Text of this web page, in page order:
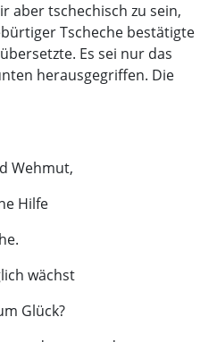
aber tschechisch zu sein,
Tscheche bestätigte
Es sei nur das
herausgegriffen. Die
Wehmut,
Hilfe
wächst
Glück?